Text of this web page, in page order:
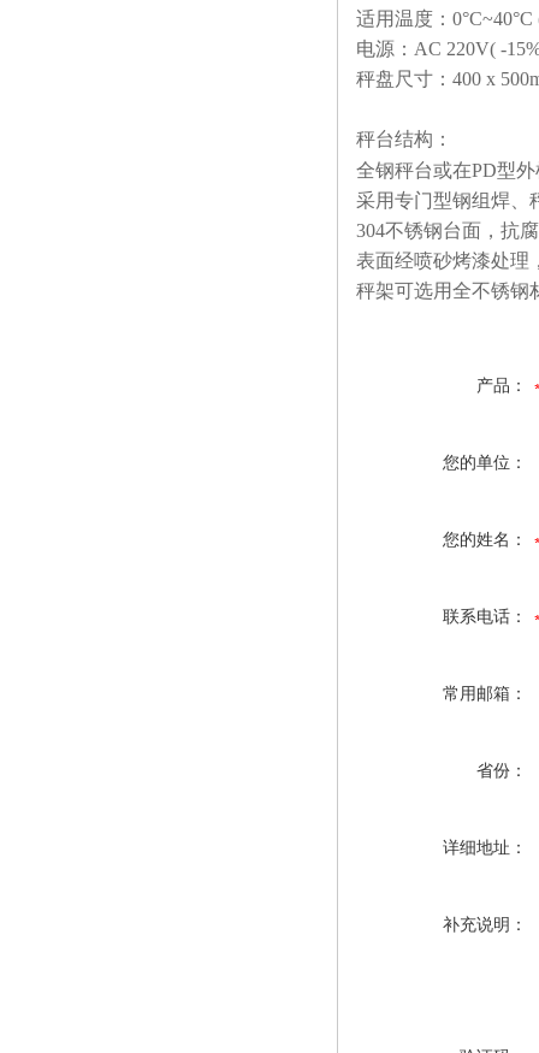
适用温度： 0°C~40°C
电源： AC 220V( -
秤盘尺寸： 400 x
秤台结构：
全钢秤台或在PD型
采用专门型钢组焊、
304不锈钢台面，抗
表面经喷砂烤漆处理
秤架可选用全不锈钢
产品：
您的单位：
您的姓名：
联系电话：
常用邮箱：
省份：
详细地址：
补充说明：